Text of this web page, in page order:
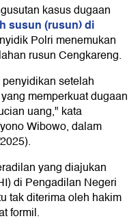
kasus dugaan
susun (rusun) di
Polri menemukan
rusun Cengkareng.
setelah
memperkuat dugaan
uang," kata
Wibowo, dalam
yang diajukan
di Pengadilan Negeri
tak diterima oleh hakim
formil.